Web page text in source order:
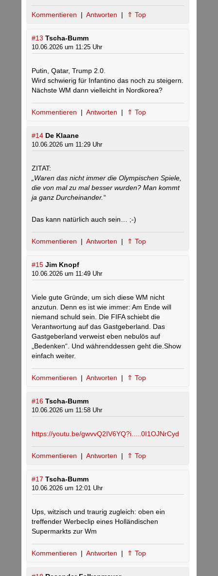
Kommentieren | Antworten | ⇑ Top
#13 Tscha-Bumm
10.06.2026 um 11:25 Uhr
Putin, Qatar, Trump 2.0.
Wird schwierig für Infantino das noch zu steigern.
Nächste WM dann vielleicht in Nordkorea?
Kommentieren | Antworten | ⇑ Top
#14 De Klaane
10.06.2026 um 11:29 Uhr
ZITAT:
„Waren das nicht immer die Olympischen Spiele,
die von mal zu mal besser wurden? Man kommt
ja ganz Durcheinander.“
Das kann natürlich auch sein… ;-)
Kommentieren | Antworten | ⇑ Top
#15 Jim Knopf
10.06.2026 um 11:49 Uhr
Viele gute Gründe, um sich diese WM nicht
anzutun. Denn es ist wie immer: Am Ende will
niemand schuld sein. Die FIFA schiebt die
Verantwortung auf das Gastgeberland. Das
Gastgeberland verweist eben nebulös auf
„Bedenken“. Und währenddessen geht die.Show
einfach weiter.
Kommentieren | Antworten | ⇑ Top
#16 Tscha-Bumm
10.06.2026 um 11:58 Uhr
https://youtu.be/gwvvQ2IV6YQ?i.....0I1OJNrCyd
Kommentieren | Antworten | ⇑ Top
#17 Tscha-Bumm
10.06.2026 um 12:01 Uhr
Ups, witzisch und traurig zugleich: oben ein
treffender Werbeclip eines Holländischen
Supermarkts zur Wm
Kommentieren | Antworten | ⇑ Top